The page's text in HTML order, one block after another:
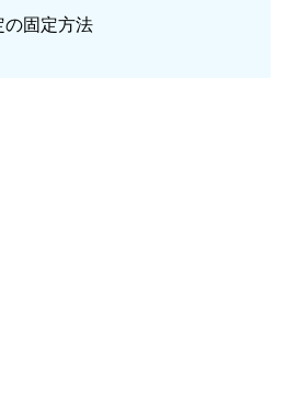
の固定方法